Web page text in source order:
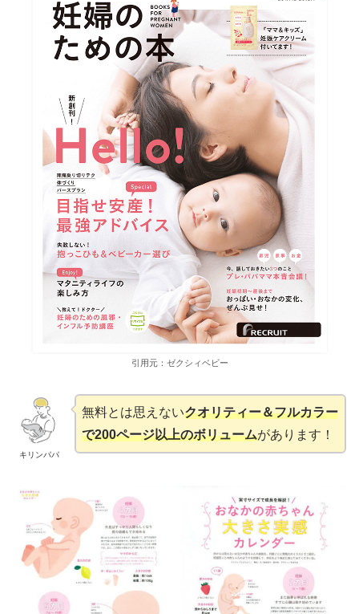
引用元：ゼクシィベビー
キリンパパ
無料とは思えないクオリティー＆フルカラー
で200ページ以上のボリュームがあります！